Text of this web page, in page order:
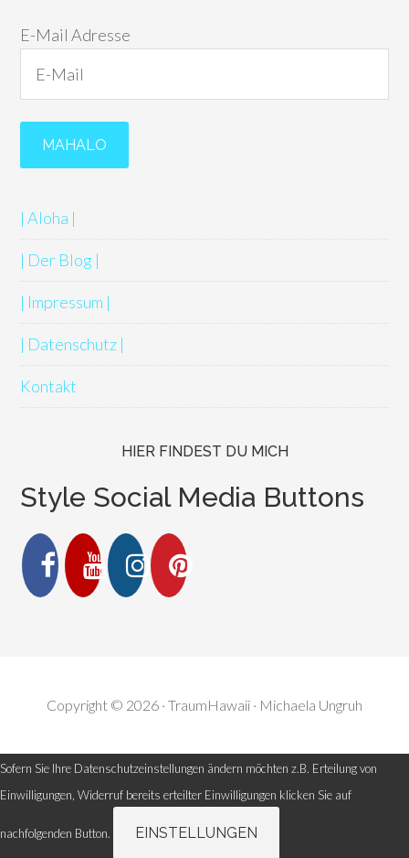
E-Mail Adresse
| Aloha |
| Der Blog |
| Impressum |
| Datenschutz |
Kontakt
HIER FINDEST DU MICH
Style Social Media Buttons
Copyright © 2026 · TraumHawaii · Michaela Ungruh
Sofern Sie Ihre Datenschutzeinstellungen ändern möchten z.B. Erteilung von
Einwilligungen, Widerruf bereits erteilter Einwilligungen klicken Sie auf
nachfolgenden Button. EINSTELLUNGEN